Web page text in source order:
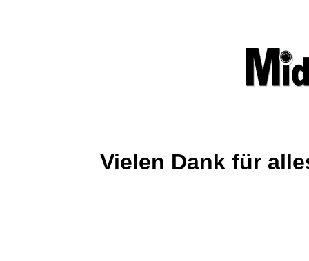
Vielen Dank für